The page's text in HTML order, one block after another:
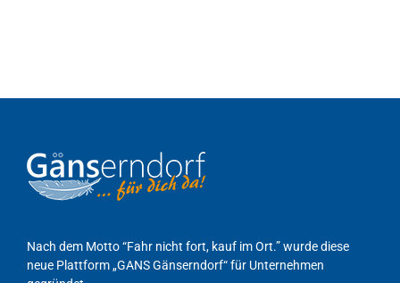
Nach dem Motto “Fahr nicht fort, kauf im Ort.” wurde diese
neue Plattform „GANS Gänserndorf“ für Unternehmen